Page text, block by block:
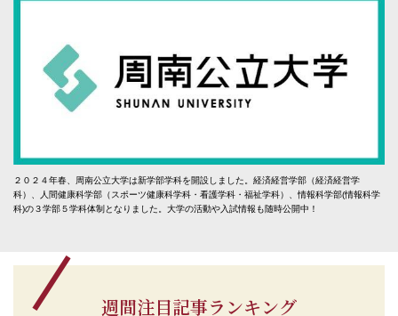
２０２４年春、周南公立大学は新学部学科を開設しました。経済経営学部（経済経営学
科）、人間健康科学部（スポーツ健康科学科・看護学科・福祉学科）、情報科学部(情報科学
科)の３学部５学科体制となりました。大学の活動や入試情報も随時公開中！
週間注目記事ランキング